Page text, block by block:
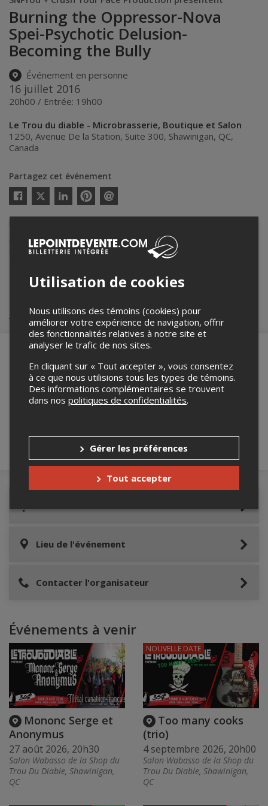
Burning the Oppressor-Nova
Spei-Psychotic Delusion-
Becoming the Bully
Événement en personne
16 juillet 2016
20h00 / Entrée: 19h00
Le Trou du diable - Microbrasserie, Boutique et Salon
1250, Avenue De la Station, Suite 300, Shawinigan, QC,
Canada
Partagez cet événement
Twitter
par
la vente de billets pour ses événements.
Pour plus d’information à propos de cet événement, veuillez
contacter l’organisateur de l’événement,Salon Wabasso de la shop
Achat de billets
Merci de confirmer que vous n'êtes pas un
robot ci-bas.
Lieu de l'événement
Contacter l'organisateur
Événements à venir
Mononc Serge et
Anonymus
27 août 2026, 20h30
Salon Wabasso de la Shop du
Trou Du Diable, Shawinigan,
QC
Too many cooks
(trio)
4 septembre 2026, 20h00
Salon Wabasso de la Shop du
Trou Du Diable, Shawinigan,
QC
NOUVELLE DATE
Utilisation de cookies
Nous utilisons des témoins (cookies) pour
améliorer votre expérience de navigation, offrir
des fonctionnalités relatives à notre site et
analyser le trafic de nos sites.
En cliquant sur « Tout accepter », vous consentez
à ce que nous utilisions tous les types de témoins.
Des informations complémentaires se trouvent
dans nos politiques de confidentialités.
Gérer les préférences
Tout accepter